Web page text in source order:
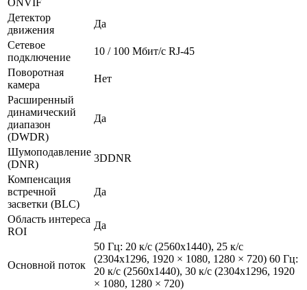
Детектор
движения
Да
Сетевое
подключение
10 / 100 Mбит/с RJ-45
Поворотная
камера
Нет
Расширенный
динамический
диапазон
(DWDR)
Да
Шумоподавление
(DNR)
3DDNR
Компенсация
встречной
засветки (BLC)
Да
Область интереса
ROI
Да
Основной поток
50 Гц: 20 к/с (2560х1440), 25 к/с
(2304х1296, 1920 × 1080, 1280 × 720) 60 Гц:
20 к/с (2560х1440), 30 к/с (2304х1296, 1920
× 1080, 1280 × 720)